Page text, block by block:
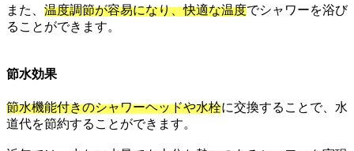
また、 温度調節が容易になり、快適な温度でシャワーを浴び
ることができます。
節水効果
節水機能付きのシャワーヘッドや水栓に交換することで、水
道代を節約することができます。